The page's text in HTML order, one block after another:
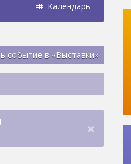
Календарь
событие в «Выставки»
×